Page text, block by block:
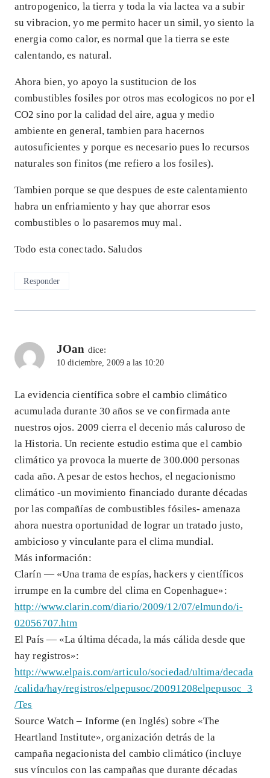
antropogenico, la tierra y toda la via lactea va a subir
su vibracion, yo me permito hacer un simil, yo siento la
energia como calor, es normal que la tierra se este
calentando, es natural.
Ahora bien, yo apoyo la sustitucion de los
combustibles fosiles por otros mas ecologicos no por el
CO2 sino por la calidad del aire, agua y medio
ambiente en general, tambien para hacernos
autosuficientes y porque es necesario pues lo recursos
naturales son finitos (me refiero a los fosiles).
Tambien porque se que despues de este calentamiento
habra un enfriamiento y hay que ahorrar esos
combustibles o lo pasaremos muy mal.
Todo esta conectado. Saludos
Responder
JOan dice:
10 diciembre, 2009 a las 10:20
La evidencia científica sobre el cambio climático
acumulada durante 30 años se ve confirmada ante
nuestros ojos. 2009 cierra el decenio más caluroso de
la Historia. Un reciente estudio estima que el cambio
climático ya provoca la muerte de 300.000 personas
cada año. A pesar de estos hechos, el negacionismo
climático -un movimiento financiado durante décadas
por las compañías de combustibles fósiles- amenaza
ahora nuestra oportunidad de lograr un tratado justo,
ambicioso y vinculante para el clima mundial.
Más información:
Clarín — «Una trama de espías, hackers y científicos
irrumpe en la cumbre del clima en Copenhague»:
http://www.clarin.com/diario/2009/12/07/elmundo/i-
02056707.htm
El País — «La última década, la más cálida desde que
hay registros»:
http://www.elpais.com/articulo/sociedad/ultima/decada
/calida/hay/registros/elpepusoc/20091208elpepusoc_3
/Tes
Source Watch – Informe (en Inglés) sobre «The
Heartland Institute», organización detrás de la
campaña negacionista del cambio climático (incluye
sus vínculos con las campañas que durante décadas